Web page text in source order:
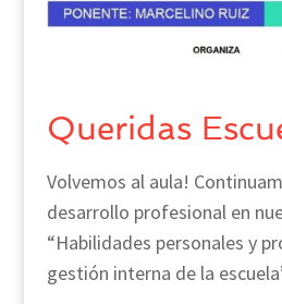
Queridas
Volvemos al aula!
desarrollo profesional en
“Habilidades personales y
gestión interna de la